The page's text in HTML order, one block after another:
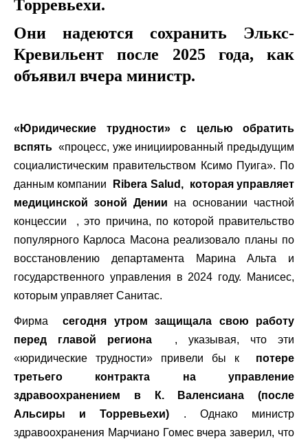
Торревьехи.
Они надеются сохранить Элькс-
Кревильент после 2025 года, как
объявил вчера министр.
«Юридические трудности» с целью обратить
вспять «процесс, уже инициированный предыдущим
социалистическим правительством Ксимо Пуига». По
данным компании
Ribera Salud, которая управляет
медицинской зоной Дении на основании частной
концессии , это причина, по которой правительство
популярного Карлоса Масона реализовало планы по
восстановлению департамента Марина Альта и
государственного управления в 2024 году. Манисес,
которым управляет Санитас.
Фирма сегодня утром защищала свою работу
перед главой региона
, указывая, что эти
«юридические трудности» привели бы к потере
третьего контракта на управление
здравоохранением в К. Валенсиана (после
Альсиры и Торревьехи) . Однако министр
здравоохранения Марчиано Гомес вчера заверил, что